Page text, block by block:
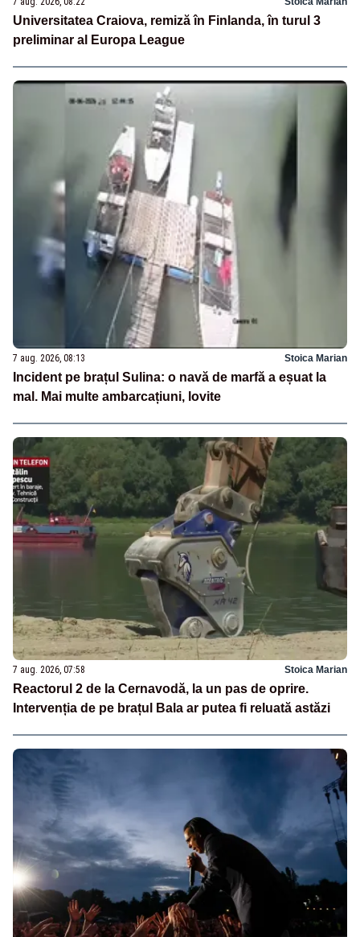
Universitatea Craiova, remiză în Finlanda, în turul 3
preliminar al Europa League
7 aug. 2026, 08:13 Stoica Marian
Incident pe brațul Sulina: o navă de marfă a eșuat la
mal. Mai multe ambarcațiuni, lovite
7 aug. 2026, 07:58 Stoica Marian
Reactorul 2 de la Cernavodă, la un pas de oprire.
Intervenția de pe brațul Bala ar putea fi reluată astăzi